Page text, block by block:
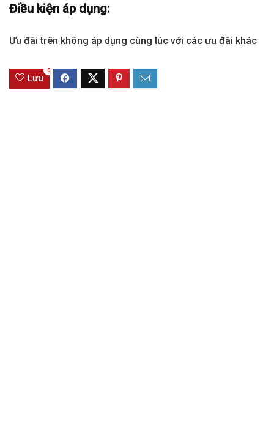
Điều kiện áp dụng:
Ưu đãi trên không áp dụng cùng lúc với các ưu đãi khác
Lưu
0